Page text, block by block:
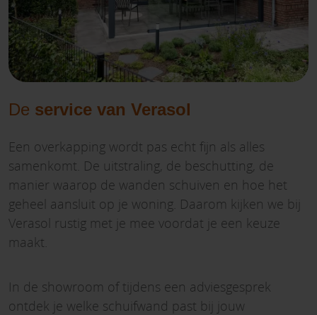
De service van Verasol
Een overkapping wordt pas echt fijn als alles
samenkomt. De uitstraling, de beschutting, de
manier waarop de wanden schuiven en hoe het
geheel aansluit op je woning. Daarom kijken we bij
Verasol rustig met je mee voordat je een keuze
maakt.
In de showroom of tijdens een adviesgesprek
ontdek je welke schuifwand past bij jouw